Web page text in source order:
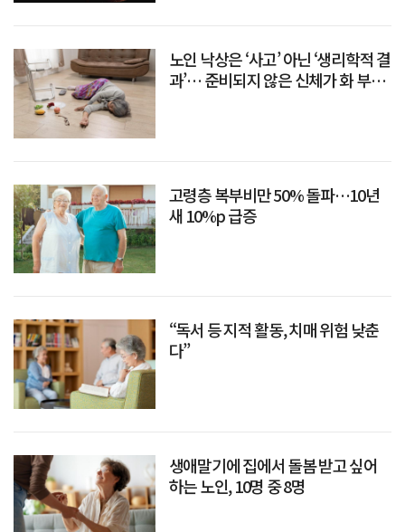
노인 낙상은 ‘사고’ 아닌 ‘생리학적 결
과’… 준비되지 않은 신체가 화 부른
고령층 복부비만 50% 돌파…10년
새 10%p 급증
“독서 등 지적 활동, 치매 위험 낮춘
다”
생애말기에 집에서 돌봄 받고 싶어
하는 노인, 10명 중 8명